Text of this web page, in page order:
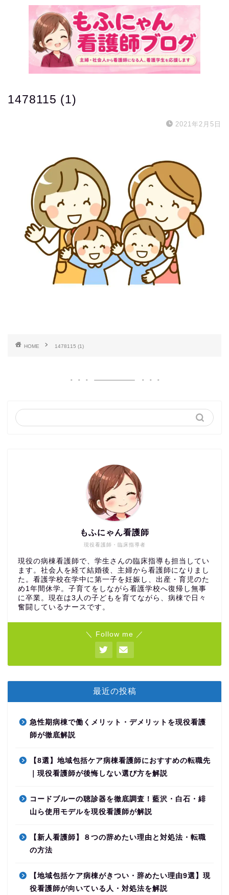
1478115 (1)
2021年2月5日
HOME 1478115 (1)
現役看護師・臨床指導者
もふにゃん看護師
現役の病棟看護師で、学生さんの臨床指導も担当してい
ます。社会人を経て結婚後、主婦から看護師になりまし
た。看護学校在学中に第一子を妊娠し、出産・育児のた
め1年間休学。子育てをしながら看護学校へ復帰し無事
に卒業。現在は3人の子どもを育てながら、病棟で日々
奮闘しているナースです。
＼ Follow me ／
最近の投稿
急性期病棟で働くメリット・デメリットを現役看護
師が徹底解説
【8選】地域包括ケア病棟看護師におすすめの転職先
｜現役看護師が後悔しない選び方を解説
コードブルーの聴診器を徹底調査！藍沢・白石・緋
山ら使用モデルを現役看護師が解説
【新人看護師】８つの辞めたい理由と対処法・転職
の方法
【地域包括ケア病棟がきつい・辞めたい理由9選】現
役看護師が向いている人・対処法を解説